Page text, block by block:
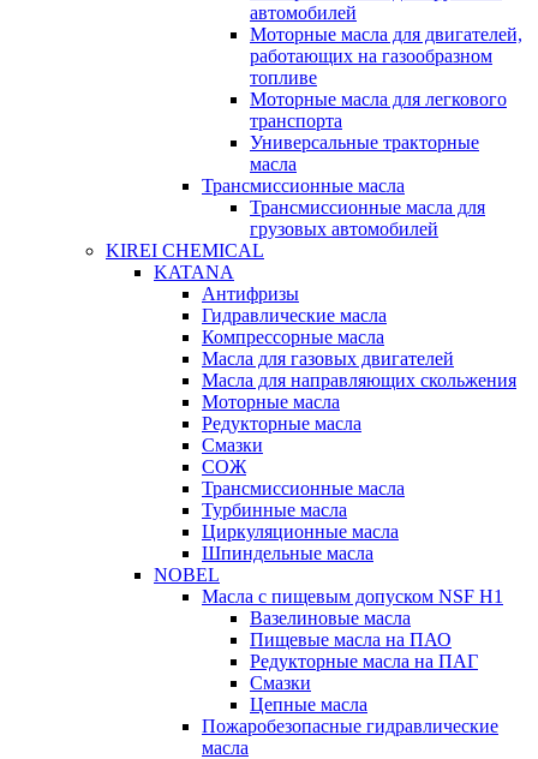
автомобилей
Моторные масла для двигателей,
работающих на газообразном
топливе
Моторные масла для легкового
транспорта
Универсальные тракторные
масла
Трансмиссионные масла
Трансмиссионные масла для
грузовых автомобилей
KIREI CHEMICAL
KATANA
Антифризы
Гидравлические масла
Компрессорные масла
Масла для газовых двигателей
Масла для направляющих скольжения
Моторные масла
Редукторные масла
Смазки
СОЖ
Трансмиссионные масла
Турбинные масла
Циркуляционные масла
Шпиндельные масла
NOBEL
Масла с пищевым допуском NSF H1
Вазелиновые масла
Пищевые масла на ПАО
Редукторные масла на ПАГ
Смазки
Цепные масла
Пожаробезопасные гидравлические
масла